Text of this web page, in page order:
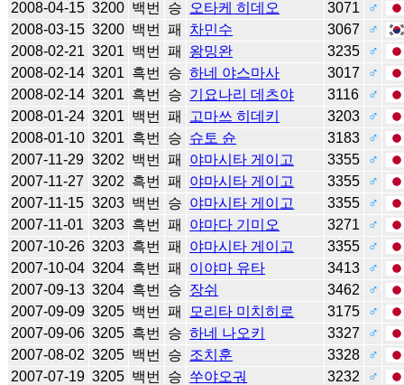
2008-04-15 3200 백번 승 오타케 히데오 3071
♂
2008-03-15 3200 백번 패 차민수 3067
♂
2008-02-21 3201 백번 패 왕밍완 3235
♂
2008-02-14 3201 흑번 승 하네 야스마사 3017
♂
2008-02-14 3201 흑번 승 기요나리 데츠야 3116
♂
2008-01-24 3201 백번 패 고마쓰 히데키 3203
♂
2008-01-10 3201 흑번 승 슈토 슌 3183
♂
2007-11-29 3202 백번 패 야마시타 게이고 3355
♂
2007-11-27 3202 흑번 패 야마시타 게이고 3355
♂
2007-11-15 3203 백번 승 야마시타 게이고 3355
♂
2007-11-01 3203 흑번 패 야마다 기미오 3271
♂
2007-10-26 3203 흑번 패 야마시타 게이고 3355
♂
2007-10-04 3204 흑번 패 이야마 유타 3413
♂
2007-09-13 3204 흑번 승 장쉬 3462
♂
2007-09-09 3205 백번 패 모리타 미치히로 3175
♂
2007-09-06 3205 흑번 승 하네 나오키 3327
♂
2007-08-02 3205 백번 승 조치훈 3328
♂
2007-07-19 3205 백번 승 쑤야오궈 3232
♂